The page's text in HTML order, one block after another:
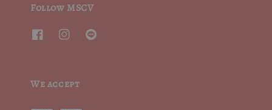
Follow MSCV
We accept